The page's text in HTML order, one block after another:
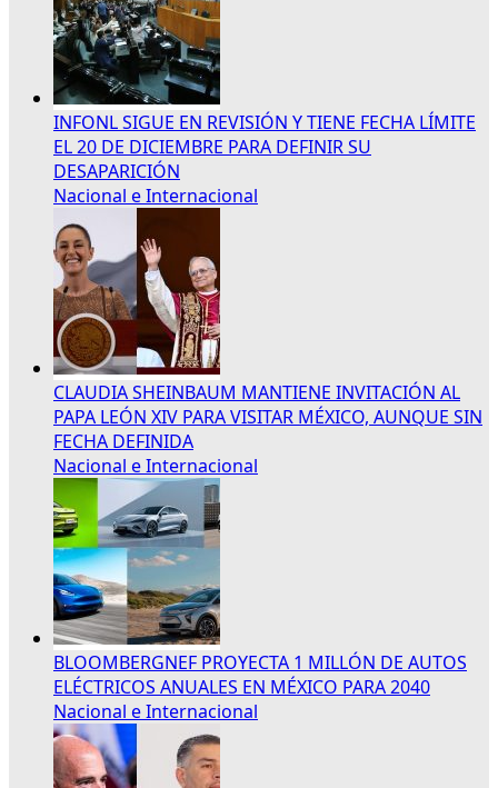
INFONL SIGUE EN REVISIÓN Y TIENE FECHA LÍMITE
EL 20 DE DICIEMBRE PARA DEFINIR SU
DESAPARICIÓN
Nacional e Internacional
CLAUDIA SHEINBAUM MANTIENE INVITACIÓN AL
PAPA LEÓN XIV PARA VISITAR MÉXICO, AUNQUE SIN
FECHA DEFINIDA
Nacional e Internacional
BLOOMBERGNEF PROYECTA 1 MILLÓN DE AUTOS
ELÉCTRICOS ANUALES EN MÉXICO PARA 2040
Nacional e Internacional